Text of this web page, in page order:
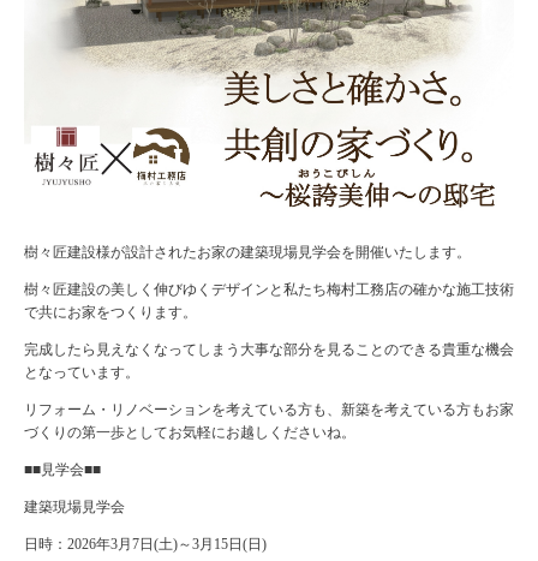
樹々匠建設様が設計されたお家の建築現場見学会を開催いたします。
樹々匠建設の美しく伸びゆくデザインと私たち梅村工務店の確かな施工技術
で共にお家をつくります。
完成したら見えなくなってしまう大事な部分を見ることのできる貴重な機会
となっています。
リフォーム・リノベーションを考えている方も、新築を考えている方もお家
づくりの第一歩としてお気軽にお越しくださいね。
■■見学会■■
建築現場見学会
日時：2026年3月7日(土)～3月15日(日)